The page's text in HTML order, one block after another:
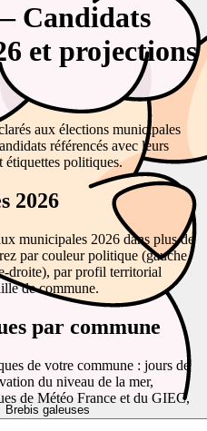
Brebis galeuses
Candidats
et projections
aux élections municipales
référencés avec leurs
étiquettes politiques.
2026
municipales 2026 dans plus de
par couleur politique (gauche,
droite), par profil territorial
de commune.
par commune
de votre commune : jours de
du niveau de la mer,
de Météo France et du GIEC,